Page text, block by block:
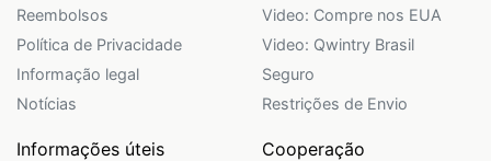
Reembolsos
Política de Privacidade
Informação legal
Notícias
Video: Compre nos EUA
Video: Qwintry Brasil
Seguro
Restrições de Envio
Informações úteis Cooperação